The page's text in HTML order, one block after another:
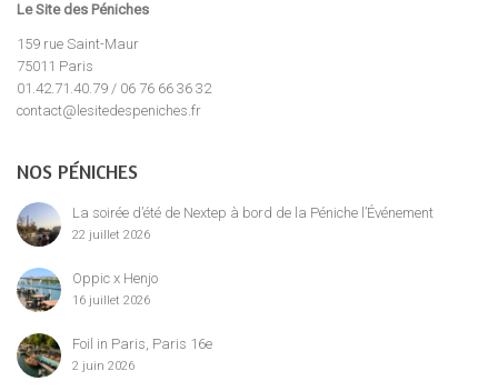
Le Site des Péniches
159 rue Saint-Maur
75011 Paris
01.42.71.40.79 / 06 76 66 36 32
contact@lesitedespeniches.fr
NOS PÉNICHES
La soirée d’été de Nextep à bord de la Péniche l’Événement
22 juillet 2026
Oppic x Henjo
16 juillet 2026
Foil in Paris, Paris 16e
2 juin 2026